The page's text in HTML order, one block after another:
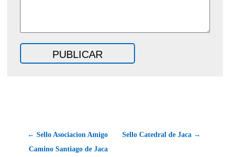
← Sello Asociacion Amigo
Camino Santiago de Jaca
Sello Catedral de Jaca →